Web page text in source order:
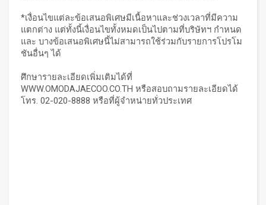
*เงื่อนไขแต่ละข้อเสนอพิเศษมีเนื้อหาและช่วงเวลาที่มีความ
แตกต่าง แต่ทั้งนี้เงื่อนไขทั้งหมดเป็นไปตามที่บริษัทฯ กำหนด
และ บางข้อเสนอพิเศษนี้ไม่สามารถใช้ร่วมกับรายการโปรโม
ชันอื่นๆ ได้
ศึกษารายละเอียดเพิ่มเติมได้ที่
WWW.OMODAJAECOO.CO.TH หรือสอบถามรายละเอียดได้
โทร. 02-020-8888 หรือที่ผู้จำหน่ายทั่วประเทศ